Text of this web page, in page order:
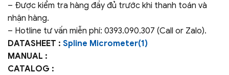
– Được kiểm tra hàng đầy đủ trước khi thanh toán và
nhận hàng.
– Hotline tư vấn miễn phí: 0393.090.307 (Call or Zalo).
DATASHEET : Spline Micrometer(1)
MANUAL :
CATALOG :